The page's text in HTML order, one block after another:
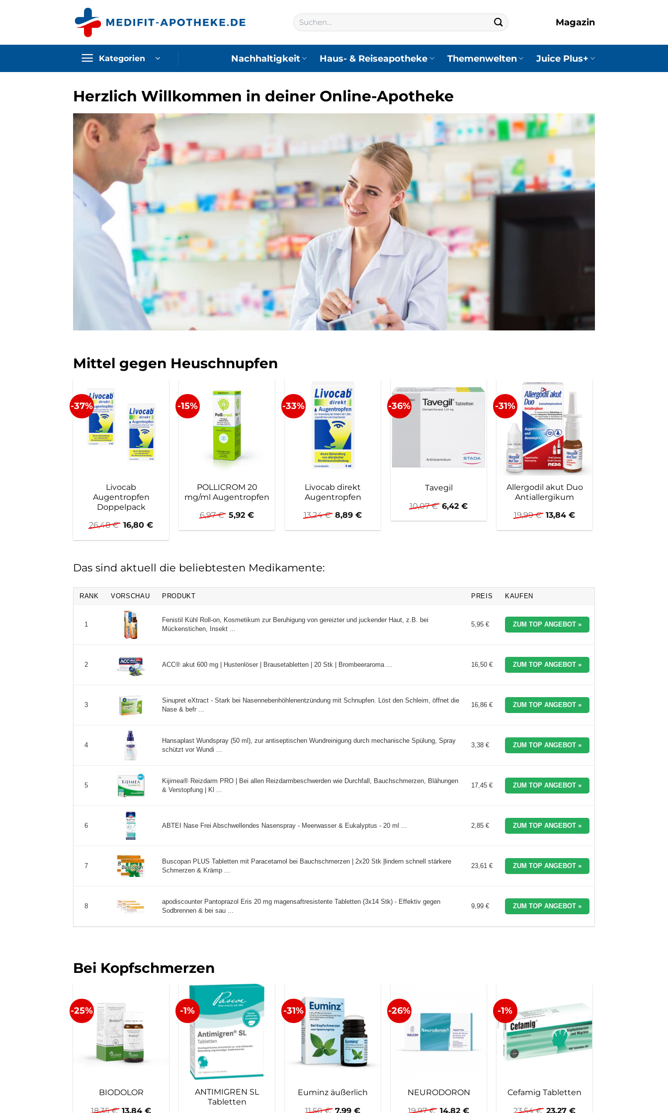
Suchen
nach:
Magazin
Kategorien Nachhaltigkeit Haus- & Reiseapotheke Themenwelten Juice Plus+
Herzlich Willkommen in deiner Online-Apotheke
Mittel gegen Heuschnupfen
-37%
Livocab
Augentropfen
Doppelpack
26,48€ Ursprünglicher
Preis
war:
16,80 €Aktueller
ist:
-15%
POLLICROM 20
mg/ml Augentropfen
6,97€ Ursprünglicher
Preis
war:
5,92 €Aktueller
ist:
-33%
Livocab direkt
Augentropfen
13,24€ Ursprünglicher
Preis
war:
8,89€Aktueller
ist:
-36%
Tavegil
10,07€ Ursprünglicher
Preis
war:
6,42€Aktueller
ist:
-31%
Allergodil akut Duo
Antiallergikum
19,99€ Ursprünglicher
Preis
war:
13,84€Aktueller
ist:
Das sind aktuell die beliebtesten Medikamente:
RANK VORSCHAU PRODUKT PREIS KAUFEN
1
Fenistil Kühl Roll-on, Kosmetikum zur Beruhigung von gereizter und juckender Haut, z.B. bei
Mückenstichen, Insekt ...
5,95 € ZUM TOP ANGEBOT »
2 ACC® akut 600 mg | Hustenlöser | Brausetabletten | 20 Stk | Brombeeraroma ... 16,50 € ZUM TOP ANGEBOT »
3
Sinupret eXtract - Stark bei Nasennebenhöhlenentzündung mit Schnupfen. Löst den Schleim, öffnet die
Nase & befr ...
16,86 € ZUM TOP ANGEBOT »
4
Hansaplast Wundspray (50 ml), zur antiseptischen Wundreinigung durch mechanische Spülung, Spray
schützt vor Wundi ...
3,38 € ZUM TOP ANGEBOT »
5
Kijimea® Reizdarm PRO | Bei allen Reizdarmbeschwerden wie Durchfall, Bauchschmerzen, Blähungen
& Verstopfung | Kl ...
17,45 € ZUM TOP ANGEBOT »
6 ABTEI Nase Frei Abschwellendes Nasenspray - Meerwasser & Eukalyptus - 20 ml ... 2,85 € ZUM TOP ANGEBOT »
7
Buscopan PLUS Tabletten mit Paracetamol bei Bauchschmerzen | 2x20 Stk |lindern schnell stärkere
Schmerzen & Krämp ...
23,61 € ZUM TOP ANGEBOT »
8
apodiscounter Pantoprazol Eris 20 mg magensaftresistente Tabletten (3x14 Stk) - Effektiv gegen
Sodbrennen & bei sau ...
9,99 € ZUM TOP ANGEBOT »
Bei Kopfschmerzen
-25%
BIODOLOR
18,35€ Ursprünglicher
13,84€Aktueller
-1%
ANTIMIGREN SL
Tabletten
-31%
Euminz äußerlich
11,50€ Ursprünglicher
7,99€Aktueller
-26%
NEURODORON
19,97€ Ursprünglicher
14,82 €Aktueller
-1%
Cefamig Tabletten
23,54€ Ursprünglicher
23,27€Aktueller